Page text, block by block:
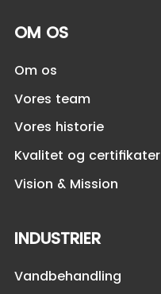
OM OS
Om os
Vores team
Vores historie
Kvalitet og certifikater
Vision & Mission
INDUSTRIER
Vandbehandling